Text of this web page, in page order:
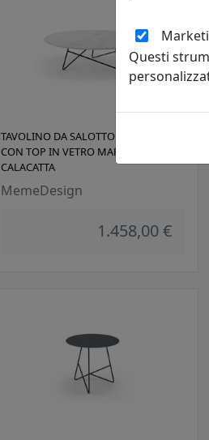
TAVOLINO DA SALOTTO ERMIONE 90
CON TOP IN VETRO MARMO
CALACATTA
MemeDesign
1.458,00 €
Questi